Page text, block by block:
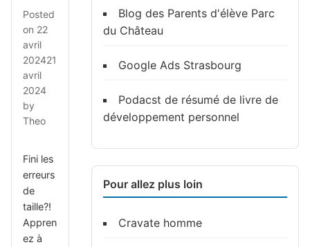
Posted
on 22
avril
202421
avril
2024
by
Theo
Fini les
erreurs
de
taille?!
Appren
ez à
Blog des Parents d'élève Parc
du Château
Google Ads Strasbourg
Podacst de résumé de livre de
développement personnel
Pour allez plus loin
Cravate homme